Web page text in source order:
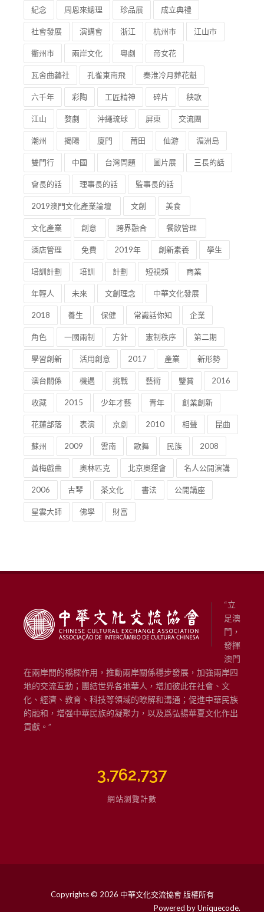
紀念 周恩來總理 珍品展 成立典禮
社會發展 演講會 浙江 杭州市 江山市
衢州市 兩岸文化 粵劇 帝女花
瓦舍曲藝社 孔雀東南飛 秦淮冷月葬花魁
六千年 彩陶 工匠精神 碎片 秧歌
江山 婺劇 沖繩琉球 屏東 交流團
潮州 揭陽 廈門 莆田 仙游 湄洲島
雙門行 中國 台灣問題 圖片展 三長的話
會長的話 理事長的話 監事長的話
2019澳門文化產業論壇 文創 美食
文化產業 創意 跨界融合 餐飲管理
酒店管理 免費 2019年 創新素養 學生
培訓計劃 培訓 計劃 短視頻 商業
年輕人 未來 文創理念 中華文化發展
2018 養生 保健 常識話你知 企業
角色 一國兩制 方針 憲制秩序 第二期
學習創新 活用創意 2017 產業 新形勢
澳台關係 機遇 挑戰 藝術 鑒賞 2016
收藏 2015 少年才藝 青年 創業創新
花蓮部落 表演 京劇 2010 相聲 昆曲
蘇州 2009 雲南 歌舞 民族 2008
黃梅戲曲 奧林匹克 北京奧運會 名人公開演講
2006 古琴 茶文化 書法 公開講座
星雲大師 佛學 財富
“立
足澳
門，
發揮
澳門
在兩岸間的橋樑作用，推動兩岸關係穩步發展，加強兩岸四
地的交流互動；團結世界各地華人，增加彼此在社會、文
化、經濟、教育、科技等領域的瞭解和溝通；促進中華民族
的融和，增强中華民族的凝聚力，以及爲弘揚華夏文化作出
貢獻。”
3,762,737
網站瀏覽計數
Copyrights © 2026 中華文化交流協會 版權所有
Powered byUniquecode.